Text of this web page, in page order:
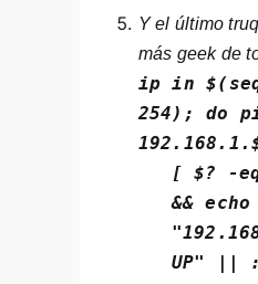
Y el último
más geek de
ip in
254); do
[ $? -
&& echo
UP" ||